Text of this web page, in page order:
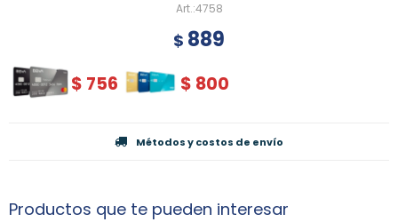
4758
$ 889
$ 756 $ 800
Métodos y costos de envío
Productos que te pueden interesar